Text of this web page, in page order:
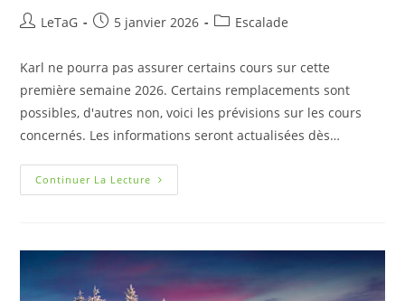
LeTaG 5 janvier 2026 Escalade
Karl ne pourra pas assurer certains cours sur cette
première semaine 2026. Certains remplacements sont
possibles, d'autres non, voici les prévisions sur les cours
concernés. Les informations seront actualisées dès…
Continuer La Lecture